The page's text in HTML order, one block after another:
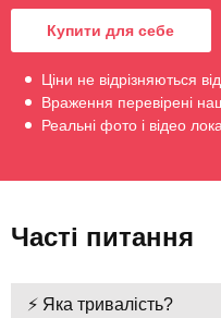
Купити для себе
Ціни не відрізняються
Враження перевірені
Реальні фото і відео
Часті питання
⚡ Яка тривалість?